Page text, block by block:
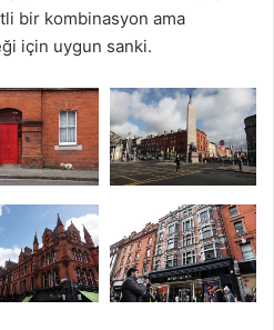
bir kombinasyon ama
için uygun sanki.